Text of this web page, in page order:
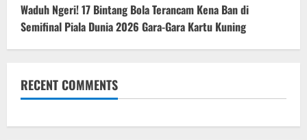
Waduh Ngeri! 17 Bintang Bola Terancam Kena Ban di
Semifinal Piala Dunia 2026 Gara-Gara Kartu Kuning
RECENT COMMENTS